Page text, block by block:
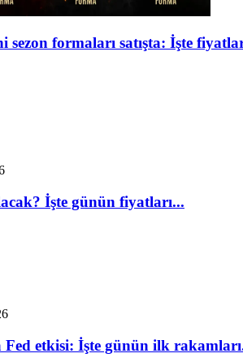
sezon formaları satışta: İşte
İşte günün fiyatları...
Fed etkisi: İşte günün ilk